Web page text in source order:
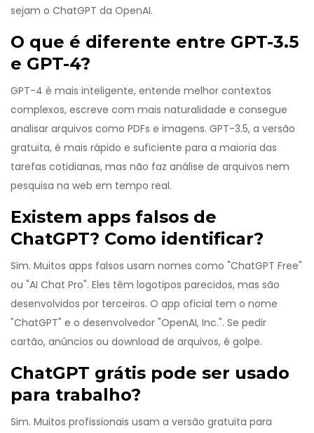
sejam o ChatGPT da OpenAI.
O que é diferente entre GPT-3.5
e GPT-4?
GPT-4 é mais inteligente, entende melhor contextos
complexos, escreve com mais naturalidade e consegue
analisar arquivos como PDFs e imagens. GPT-3.5, a versão
gratuita, é mais rápido e suficiente para a maioria das
tarefas cotidianas, mas não faz análise de arquivos nem
pesquisa na web em tempo real.
Existem apps falsos de
ChatGPT? Como identificar?
Sim. Muitos apps falsos usam nomes como "ChatGPT Free"
ou "AI Chat Pro". Eles têm logotipos parecidos, mas são
desenvolvidos por terceiros. O app oficial tem o nome
"ChatGPT" e o desenvolvedor "OpenAI, Inc.". Se pedir
cartão, anúncios ou download de arquivos, é golpe.
ChatGPT grátis pode ser usado
para trabalho?
Sim. Muitos profissionais usam a versão gratuita para